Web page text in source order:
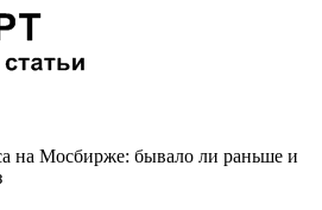
на Мосбирже: бывало ли раньше и